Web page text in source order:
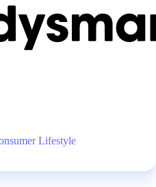
Lifestyle